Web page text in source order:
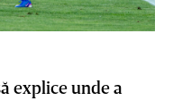
explice unde a